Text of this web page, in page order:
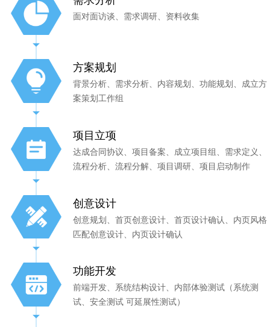
面对面访谈、需求调研、资料收集
方案规划
背景分析、需求分析、内容规划、功能规划、成立方
案策划工作组
项目立项
达成合同协议、项目备案、成立项目组、需求定义、
流程分析、流程分解、项目调研、项目启动制作
创意设计
创意规划、首页创意设计、首页设计确认、内页风格
匹配创意设计、内页设计确认
功能开发
前端开发、系统结构设计、内部体验测试（系统测
试、安全测试 可延展性测试）